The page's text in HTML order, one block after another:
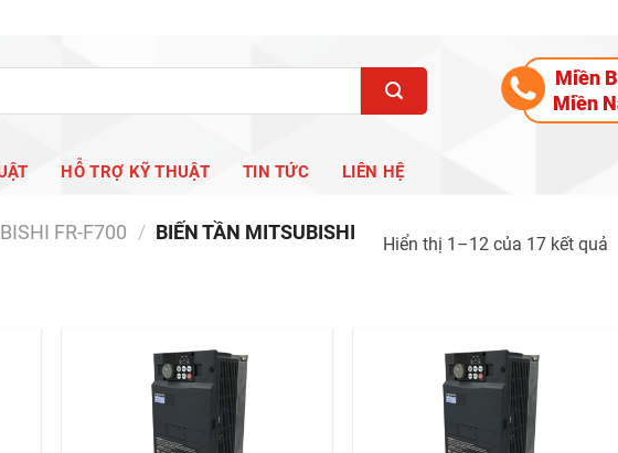
Miền
Miền
HỖ TRỢ KỸ THUẬT TIN TỨC LIÊN HỆ
FR-F700 / BIẾN TẦN MITSUBISHI
Hiển thị 1–12 của 17 kết quả